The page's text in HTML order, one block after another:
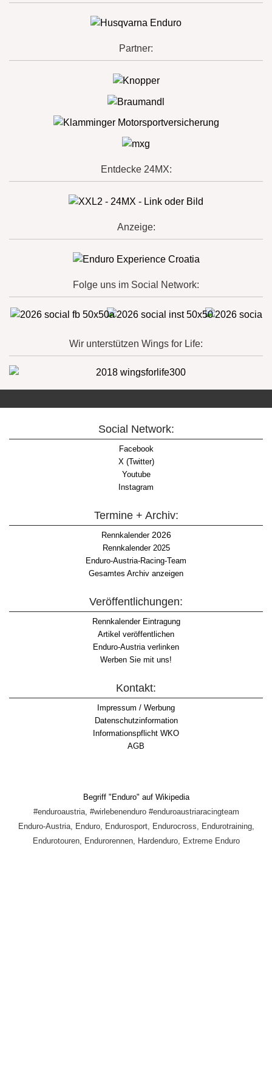
Partner:
Entdecke 24MX:
Anzeige:
Folge uns im Social Network:
Wir unterstützen Wings for Life:
Social Network:
Facebook
X (Twitter)
Youtube
Instagram
Termine + Archiv:
Rennkalender2026
Rennkalender 2025
Enduro-Austria-Racing-Team
Gesamtes Archiv anzeigen
Veröffentlichungen:
Rennkalender Eintragung
Artikel veröffentlichen
Enduro-Austria verlinken
Werben Sie mit uns!
Kontakt:
Impressum / Werbung
Datenschutzinformation
Informationspflicht WKO
AGB
Begriff "Enduro" auf Wikipedia
#enduroaustria, #wirlebenenduro #enduroaustriaracingteam
Enduro-Austria, Enduro, Endurosport, Endurocross, Endurotraining,
Endurotouren, Endurorennen, Hardenduro, Extreme Enduro